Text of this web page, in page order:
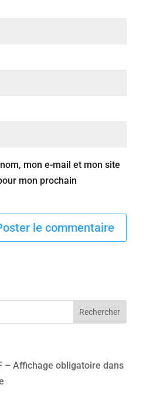
mon e-mail et mon site
mon prochain
– Affichage obligatoire dans